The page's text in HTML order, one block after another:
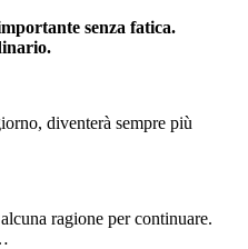
senza fatica.
diventerà sempre più
ragione per continuare.